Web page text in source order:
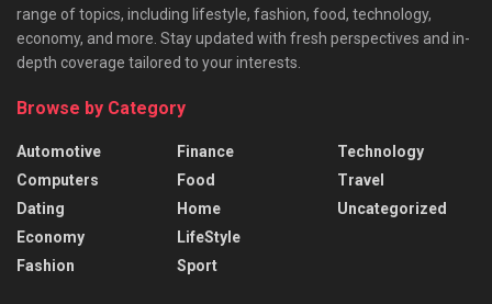
range of topics, including lifestyle, fashion, food, technology,
economy, and more. Stay updated with fresh perspectives and in-
depth coverage tailored to your interests.
Browse by Category
Automotive
Computers
Dating
Economy
Fashion
Finance
Food
Home
LifeStyle
Sport
Technology
Travel
Uncategorized